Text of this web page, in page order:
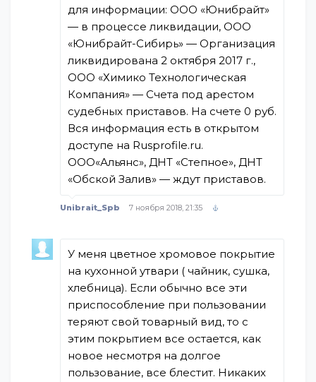
для информации: ООО «Юнибрайт»
— в процессе ликвидации, ООО
«Юнибрайт-Сибирь» — Организация
ликвидирована 2 октября 2017 г.,
ООО «Химико Технологическая
Компания» — Счета под арестом
судебных приставов. На счете 0 руб.
Вся информация есть в открытом
доступе на Rusprofile.ru.
ООО«Альянс», ДНТ «Степное», ДНТ
«Обской Залив» — ждут приставов.
Unibrait_Spb 7 ноября 2018, 21:35
У меня цветное хромовое покрытие
на кухонной утвари ( чайник, сушка,
хлебница). Если обычно все эти
приспособление при пользовании
теряют свой товарный вид, то с
этим покрытием все остается, как
новое несмотря на долгое
пользование, все блестит. Никаких